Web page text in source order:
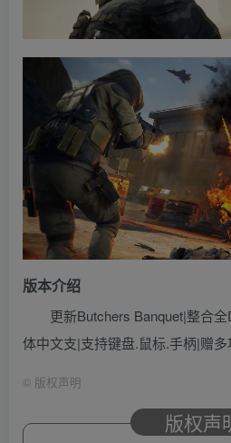
版本介绍
更新Butchers Banquet|整合
体中文支|支持键盘.鼠标.手柄|赠多
© 版权声明
版权声